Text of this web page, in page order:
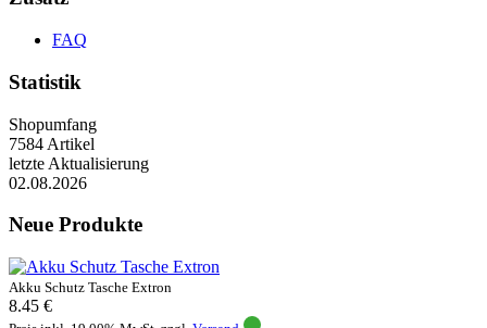
FAQ
Statistik
Shopumfang
7584 Artikel
letzte Aktualisierung
02.08.2026
Neue Produkte
Akku Schutz Tasche Extron
8.45 €